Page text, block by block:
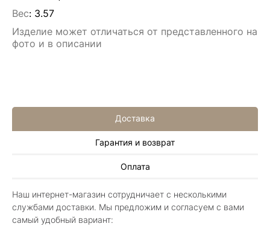
Вес: 3.57
Изделие может отличаться от представленного на
фото и в описании
Доставка
Гарантия и возврат
Оплата
Наш интернет-магазин сотрудничает с несколькими
службами доставки. Мы предложим и согласуем с вами
самый удобный вариант:
Алла Майорова
Классные изделия, оригинальные не похожие
в других магазинах. Сотрудники очень
грамотные специалисты в своем деле помогли
с выбором.
Показать полностью